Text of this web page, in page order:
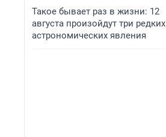
Такое бывает раз в жизни: 12
августа произойдут три редких
астрономических явления